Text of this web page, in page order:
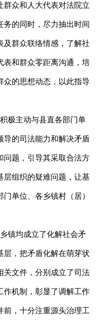
群众和人大代表对法院立
的同时，尽力抽出时间
及群众联络情感，了解社
表和群众零距离沟通，培
众的思想动态，以此指导
极主动与县直各部门单
导的司法能力和解决矛盾
问题，引导其采取合法方
层组织的疑难问题，让基
单位、各乡镇村（居）
镇均成立了化解社会矛
层，把矛盾化解在萌芽状
关文件，分别成立了司法
作机制，彰显了调解工作
前，十分注重源头治理工